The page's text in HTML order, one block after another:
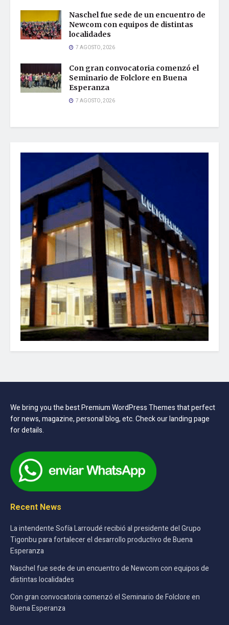
Naschel fue sede de un encuentro de
Newcom con equipos de distintas
localidades
7 AGOSTO, 2026
Con gran convocatoria comenzó el
Seminario de Folclore en Buena
Esperanza
7 AGOSTO, 2026
We bring you the best Premium WordPress Themes that perfect
for news, magazine, personal blog, etc. Check our landing page
for details.
Recent News
La intendente Sofía Larroudé recibió al presidente del Grupo
Tigonbu para fortalecer el desarrollo productivo de Buena
Esperanza
Naschel fue sede de un encuentro de Newcom con equipos de
distintas localidades
Con gran convocatoria comenzó el Seminario de Folclore en
Buena Esperanza